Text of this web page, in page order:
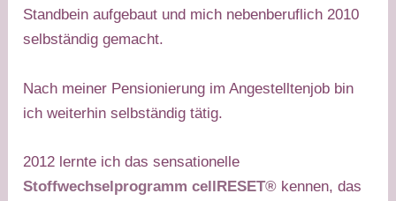
Standbein aufgebaut und mich nebenberuflich 2010
selbständig gemacht.
Nach meiner Pensionierung im Angestelltenjob bin
ich weiterhin selbständig tätig.
2012 lernte ich das sensationelle
Stoffwechselprogramm cellRESET® kennen, das